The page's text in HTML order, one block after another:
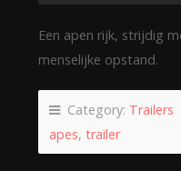
Een apen rijk, strijdig
menselijke opstand.
Category: Trailers
apes, trailer